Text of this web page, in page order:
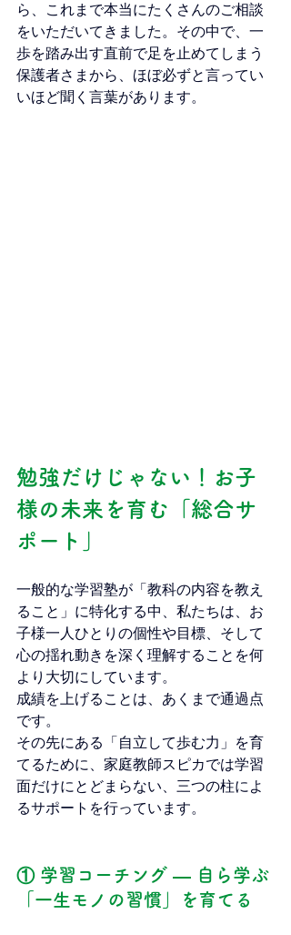
ら、これまで本当にたくさんのご相談
をいただいてきました。その中で、一
歩を踏み出す直前で足を止めてしまう
保護者さまから、ほぼ必ずと言ってい
いほど聞く言葉があります。
勉強だけじゃない！お子
様の未来を育む「総合サ
ポート」
一般的な学習塾が「教科の内容を教え
ること」に特化する中、私たちは、お
子様一人ひとりの個性や目標、そして
心の揺れ動きを深く理解することを何
より大切にしています。
成績を上げることは、あくまで通過点
です。
その先にある「自立して歩む力」を育
てるために、家庭教師スピカでは学習
面だけにとどまらない、三つの柱によ
るサポートを行っています。
① 学習コーチング ― 自ら学ぶ
「一生モノの習慣」を育てる